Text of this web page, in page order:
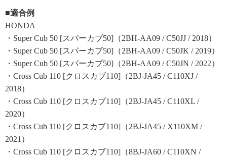
■適合例
HONDA
・Super Cub 50 [スパーカブ50]（2BH-AA09 / C50JJ / 2018）
・Super Cub 50 [スパーカブ50]（2BH-AA09 / C50JK / 2019）
・Super Cub 50 [スパーカブ50]（2BH-AA09 / C50JN / 2022）
・Cross Cub 110 [クロスカブ110]（2BJ-JA45 / C110XJ /
2018）
・Cross Cub 110 [クロスカブ110]（2BJ-JA45 / C110XL /
2020）
・Cross Cub 110 [クロスカブ110]（2BJ-JA45 / X110XM /
2021）
・Cross Cub 110 [クロスカブ110]（8BJ-JA60 / C110XN /